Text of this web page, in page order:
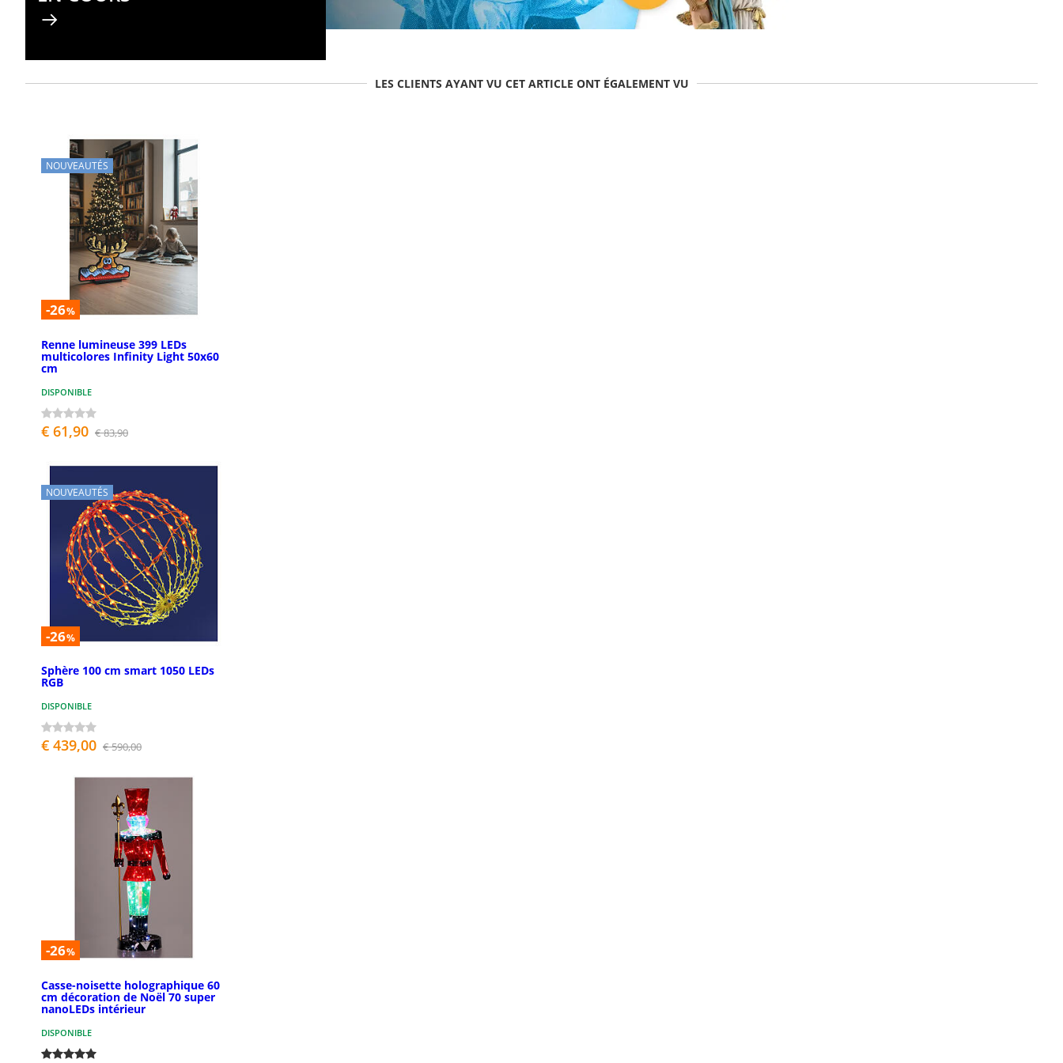
LES CLIENTS AYANT VU CET ARTICLE ONT ÉGALEMENT VU
NOUVEAUTÉS
-26%
Renne lumineuse 399 LEDs
multicolores Infinity Light 50x60
cm
DISPONIBLE
€ 61,90 € 83,90
NOUVEAUTÉS
-26%
Sphère 100 cm smart 1050 LEDs
RGB
DISPONIBLE
€ 439,00 € 590,00
-26%
Casse-noisette holographique 60
cm décoration de Noël 70 super
nanoLEDs intérieur
DISPONIBLE